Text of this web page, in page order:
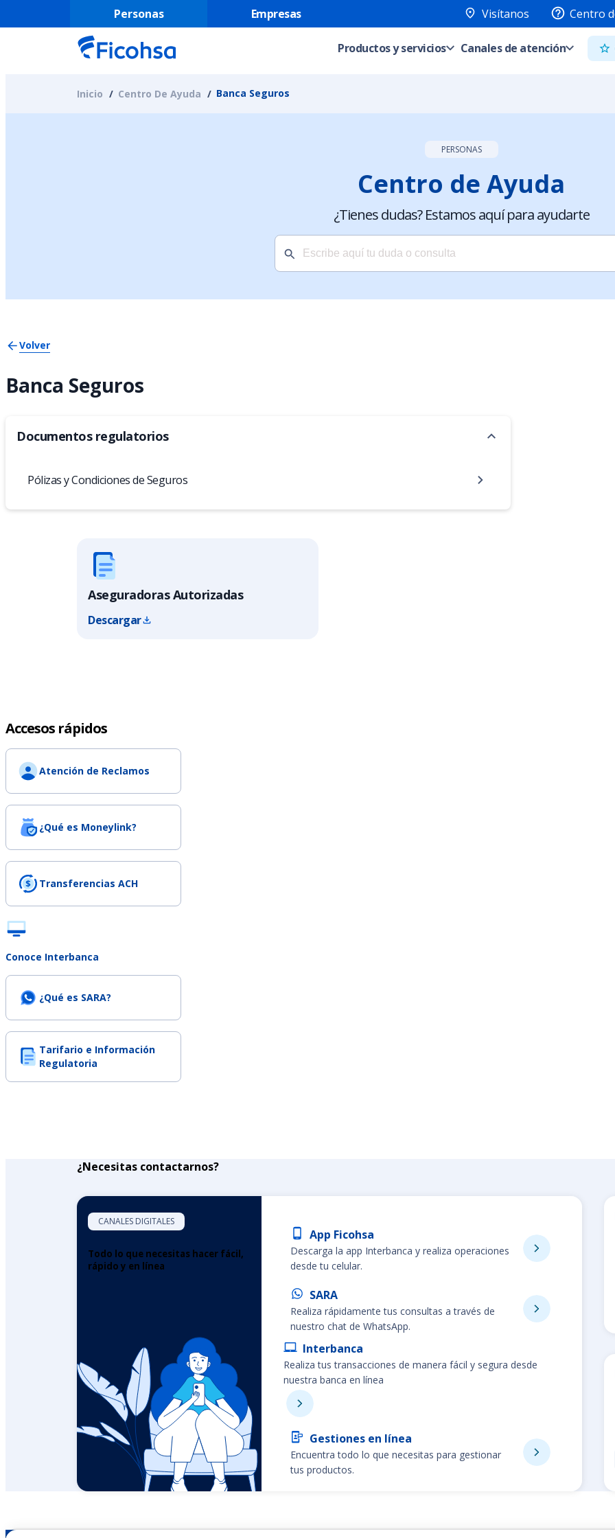
Personas Empresas Visítanos Centro
Productos y servicios Canales de atención
Inicio Centro De Ayuda Banca Seguros
PERSONAS
Centro de Ayuda
¿Tienes dudas? Estamos aquí para ayudarte
Volver
Banca Seguros
Documentos regulatorios
Pólizas y Condiciones de Seguros
Aseguradoras Autorizadas
Descargar
Accesos rápidos
Atención de Reclamos
¿Qué es Moneylink?
Transferencias ACH
Conoce Interbanca
¿Qué es SARA?
Tarifario e Información
Regulatoria
¿Necesitas contactarnos?
CANALES DIGITALES
Todo lo que necesitas hacer fácil,
rápido y en línea
App Ficohsa
Descarga la app Interbanca y realiza operaciones
desde tu celular.
SARA
Realiza rápidamente tus consultas a través de
nuestro chat de WhatsApp.
Interbanca
Realiza tus transacciones de manera fácil y segura desde
nuestra banca en línea
Gestiones en línea
Encuentra todo lo que necesitas para gestionar
tus productos.